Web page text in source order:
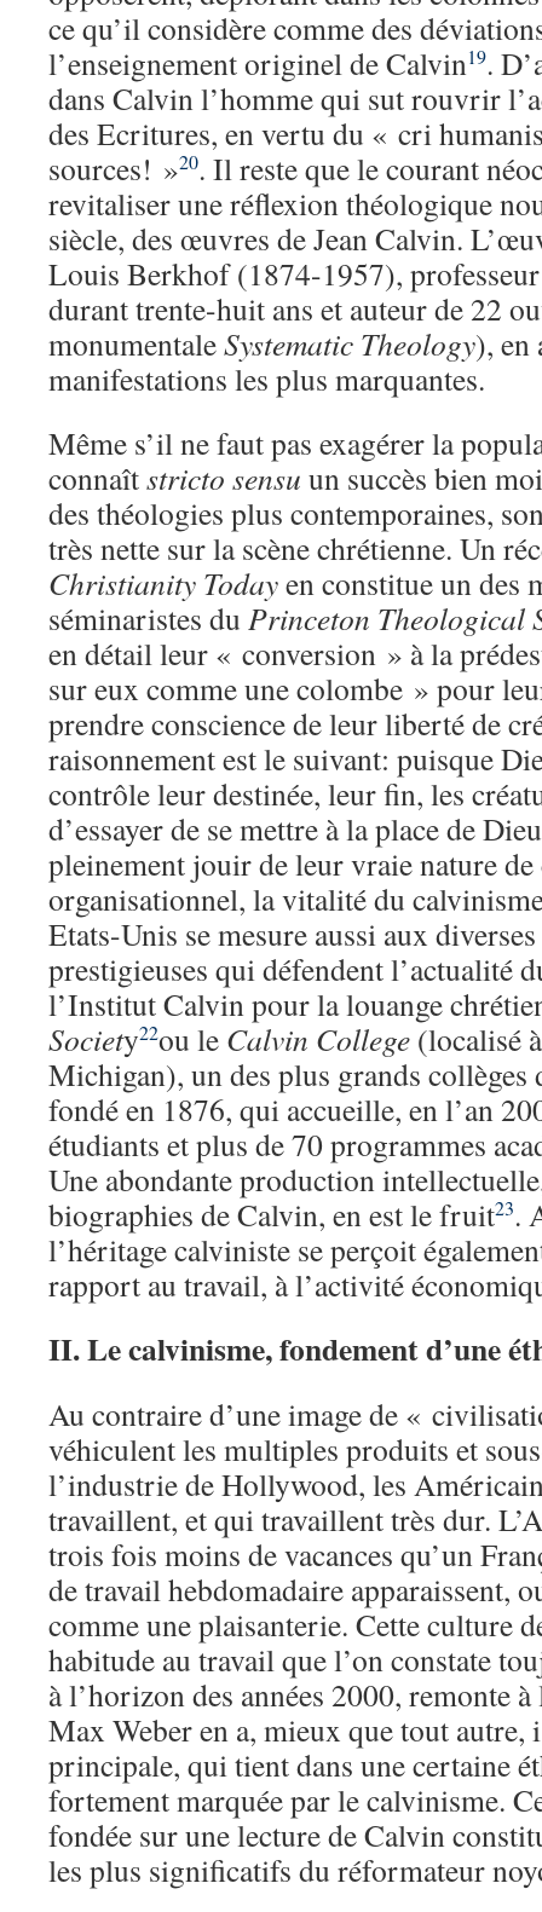
ce qu’il considère comme des
l’enseignement originel de Calvin19.
dans Calvin l’homme qui sut rouvrir
des Ecritures, en vertu du « cri
sources! »20. Il reste que le courant
revitaliser une réflexion théologique
siècle, des œuvres de Jean Calvin.
Louis Berkhof (1874-1957),
durant trente-huit ans et auteur de 22
monumentaleSystematic Theology), en
manifestations les plus marquantes.
Même s’il ne faut pas exagérer la
connaîtstricto sensu un succès bien
des théologies plus contemporaines,
très nette sur la scène chrétienne. Un
Christianity Todayen constitue un des
séminaristes du Princeton Theological
en détail leur « conversion » à la
sur eux comme une colombe » pour
prendre conscience de leur liberté de
raisonnement est le suivant: puisque
contrôle leur destinée, leur fin, les
d’essayer de se mettre à la place de
pleinement jouir de leur vraie nature
organisationnel, la vitalité du
Etats-Unis se mesure aussi aux
prestigieuses qui défendent l’actualité
l’Institut Calvin pour la louange
Society22ou le Calvin College (localisé
Michigan), un des plus grands collèges
fondé en 1876, qui accueille, en l’an
étudiants et plus de 70 programmes
Une abondante production
biographies de Calvin, en est le fruit23.
l’héritage calviniste se perçoit
rapport au travail, à l’activité
II. Le calvinisme, fondement d’une
Au contraire d’une image de «
véhiculent les multiples produits et
l’industrie de Hollywood, les
travaillent, et qui travaillent très dur.
trois fois moins de vacances qu’un
de travail hebdomadaire apparaissent,
comme une plaisanterie. Cette culture
habitude au travail que l’on constate
à l’horizon des années 2000, remonte
Max Weber en a, mieux que tout autre,
principale, qui tient dans une certaine
fortement marquée par le calvinisme.
fondée sur une lecture de Calvin
les plus significatifs du réformateur